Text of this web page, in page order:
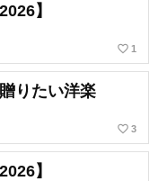
】
favorite_border 1
りたい洋楽
favorite_border 3
】